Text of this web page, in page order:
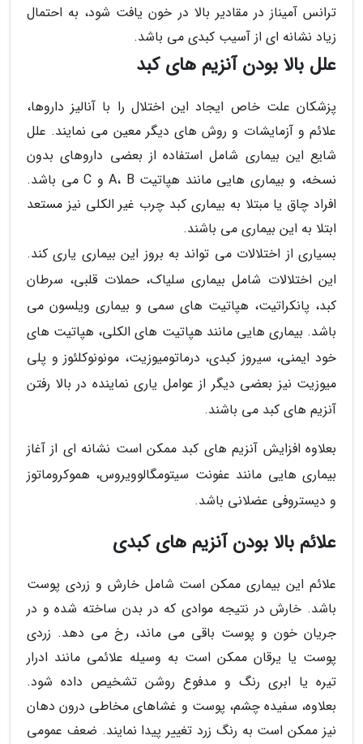
ترانس آمیناز در مقادیر بالا در خون یافت شود، به احتمال
زیاد نشانه ای از آسیب کبدی می باشد.
علل بالا بودن آنزیم های کبد
پزشکان علت خاص ایجاد این اختلال را با آنالیز داروها،
علائم و آزمایشات و روش های دیگر معین می نمایند. علل
شایع این بیماری شامل استفاده از بعضی داروهای بدون
نسخه، و بیماری هایی مانند هپاتیت A، B و C می باشد.
افراد چاق یا مبتلا به بیماری کبد چرب غیر الکلی نیز مستعد
ابتلا به این بیماری می باشند.
بسیاری از اختلالات می تواند به بروز این بیماری یاری کند.
این اختلالات شامل بیماری سلیاک، حملات قلبی، سرطان
کبد، پانکراتیت، هپاتیت های سمی و بیماری ویلسون می
باشد. بیماری هایی مانند هپاتیت های الکلی، هپاتیت های
خود ایمنی، سیروز کبدی، درماتومیوزیت، مونونوکلئوز و پلی
میوزیت نیز بعضی دیگر از عوامل یاری نماینده در بالا رفتن
آنزیم های کبد می باشند.
بعلاوه افزایش آنزیم های کبد ممکن است نشانه ای از آغاز
بیماری هایی مانند عفونت سیتومگالوویروس، هموکروماتوز
و دیستروفی عضلانی باشد.
علائم بالا بودن آنزیم های کبدی
علائم این بیماری ممکن است شامل خارش و زردی پوست
باشد. خارش در نتیجه موادی که در بدن ساخته شده و در
جریان خون و پوست باقی می ماند، رخ می دهد. زردی
پوست یا یرقان ممکن است به وسیله علائمی مانند ادرار
تیره یا ابری رنگ و مدفوع روشن تشخیص داده شود.
بعلاوه، سفیده چشم، پوست و غشاهای مخاطی درون دهان
نیز ممکن است به رنگ زرد تغییر پیدا نمایند. ضعف عمومی